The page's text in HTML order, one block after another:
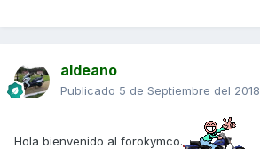
aldeano
Publicado 5 de Septiembre del 2018
Hola bienvenido al forokymco.